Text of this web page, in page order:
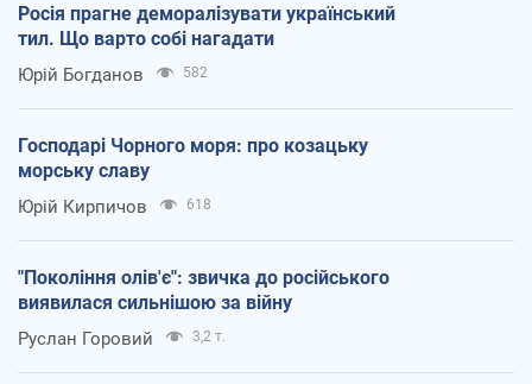
Росія прагне деморалізувати український
тил. Що варто собі нагадати
Юрій Богданов 582
Господарі Чорного моря: про козацьку
морську славу
Юрій Кирпичов 618
"Покоління олів'є": звичка до російського
виявилася сильнішою за війну
Руслан Горовий 3,2 т.